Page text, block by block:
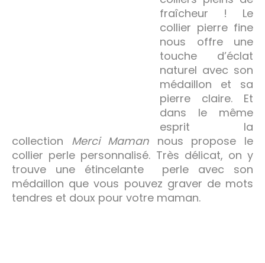
fraîcheur ! Le
collier pierre fine
nous offre une
touche d’éclat
naturel avec son
médaillon et sa
pierre claire. Et
dans le même
esprit la
collection Merci Maman nous propose le
collier perle personnalisé. Très délicat, on y
trouve une étincelante perle avec son
médaillon que vous pouvez graver de mots
tendres et doux pour votre maman.